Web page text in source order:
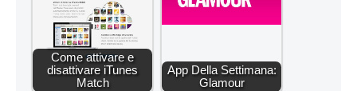
Come attivare e
disattivare iTunes
Match
App Della Settimana:
Glamour